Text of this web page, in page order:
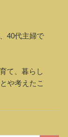
40代主婦で
て、暮らし
や考えたこ